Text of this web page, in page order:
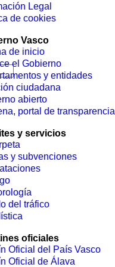
Legal
de cookies
Vasco
de inicio
el Gobierno
y entidades
ciudadana
abierto
portal de transparencia
y servicios
y subvenciones
del tráfico
oficiales
Oficial del País Vasco
Oficial de Álava